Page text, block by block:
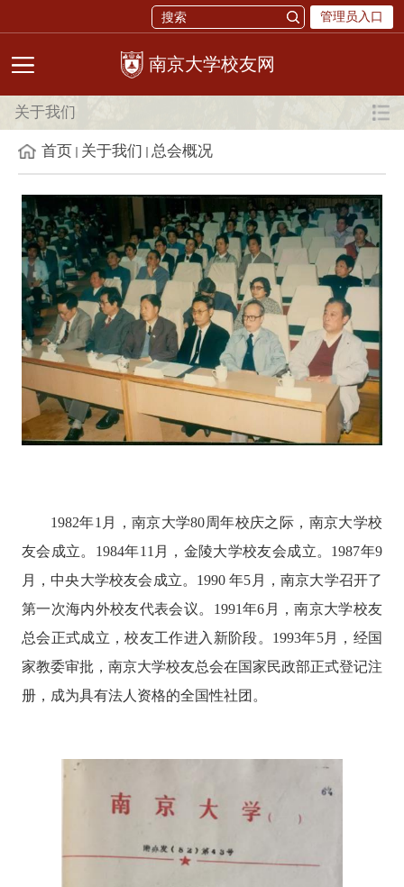
管理员入口
校友网
关于我们
首页 关于我们 总会概况
1982年1 月，南京大学80周年校庆之际，南京大学校
友会成立。 1984年11 月，金陵大学校友会成立。 1987年9
月，中央大学校友会成立。 1990年5 月，南京大学召开了
第一次海内外校友代表会议。 1991年6 月，南京大学校友
总会正式成立，校友工作进入新阶段。 1993年5月，经国
家教委审批，南京大学校友总会在国家民政部正式登记注
册，成为具有法人资格的全国性社团。